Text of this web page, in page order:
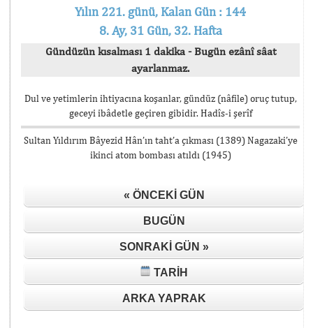
Yılın 221. günü, Kalan Gün : 144
8. Ay, 31 Gün, 32. Hafta
Gündüzün kısalması 1 dakika - Bugün ezânî sâat
ayarlanmaz.
Dul ve yetimlerin ihtiyacına koşanlar, gündüz (nâfile) oruç tutup,
geceyi ibâdetle geçiren gibidir. Hadîs-i şerîf
Sultan Yıldırım Bâyezid Hân’ın taht’a çıkması (1389) Nagazaki’ye
ikinci atom bombası atıldı (1945)
« ÖNCEKI GÜN
BUGÜN
SONRAKI GÜN »
TARIH
ARKA YAPRAK